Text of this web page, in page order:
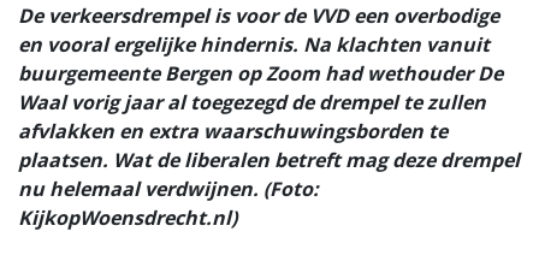
De verkeersdrempel is voor de VVD een overbodige
en vooral ergelijke hindernis. Na klachten vanuit
buurgemeente Bergen op Zoom had wethouder De
Waal vorig jaar al toegezegd de drempel te zullen
afvlakken en extra waarschuwingsborden te
plaatsen. Wat de liberalen betreft mag deze drempel
nu helemaal verdwijnen. (Foto:
KijkopWoensdrecht.nl)